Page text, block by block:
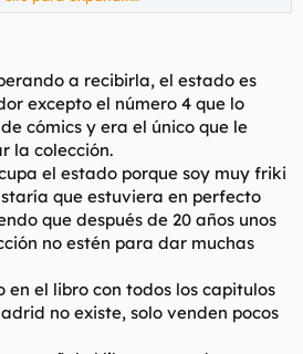
por seguro es que te va a salir más
a número. De eso olvídate
a ser un calvario en tiempo,
envíos y dinero.
a recibirla, el estado es
excepto el número 4 que lo
cómics y era el único que le
la colección.
el estado porque soy muy friki
que estuviera en perfecto
que después de 20 años unos
no estén para dar muchas
en el libro con todos los capitulos
no existe, solo venden pocos